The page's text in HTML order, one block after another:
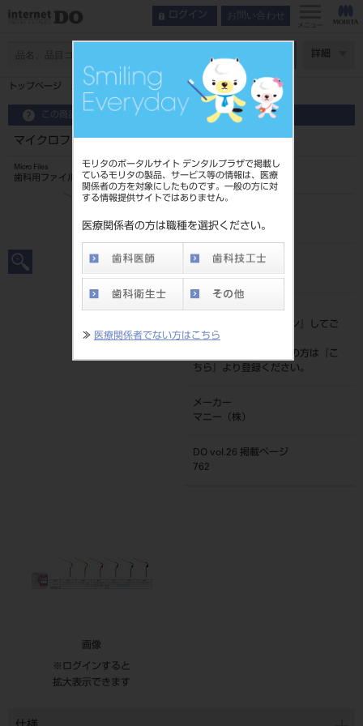
モリタのポータルサイト デンタルプラザで掲載し
ているモリタの製品、サービス等の情報は、医療
関係者の方を対象にしたものです。一般の方に対
する情報提供サイトではありません。
医療関係者の方は職種を選択ください。
≫ 医療関係者でない方はこちら
ログイン お問い合わせ
メニュー
詳細
トップページ マイクロファイル type H 20
この商品に関するお問い合わせ
マイクロファイル type H 20
Micro Files
歯科用ファイル
20249005220
JAN/EANコード
標準価格
ログイン
』してご
覧ください。
ネット会員登録がまだの方は『
こ
ちら
』より登録ください。
メーカー
マニー（株）
DO vol.26 掲載ページ
762
画像
※ログインすると
拡大表示できます